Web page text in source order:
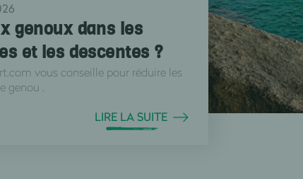
genoux dans les
et les descentes ?
vous conseille pour réduire les
genou .
LIRE LA SUITE